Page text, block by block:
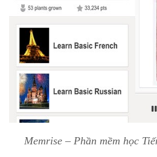
Memrise – Phần mềm học